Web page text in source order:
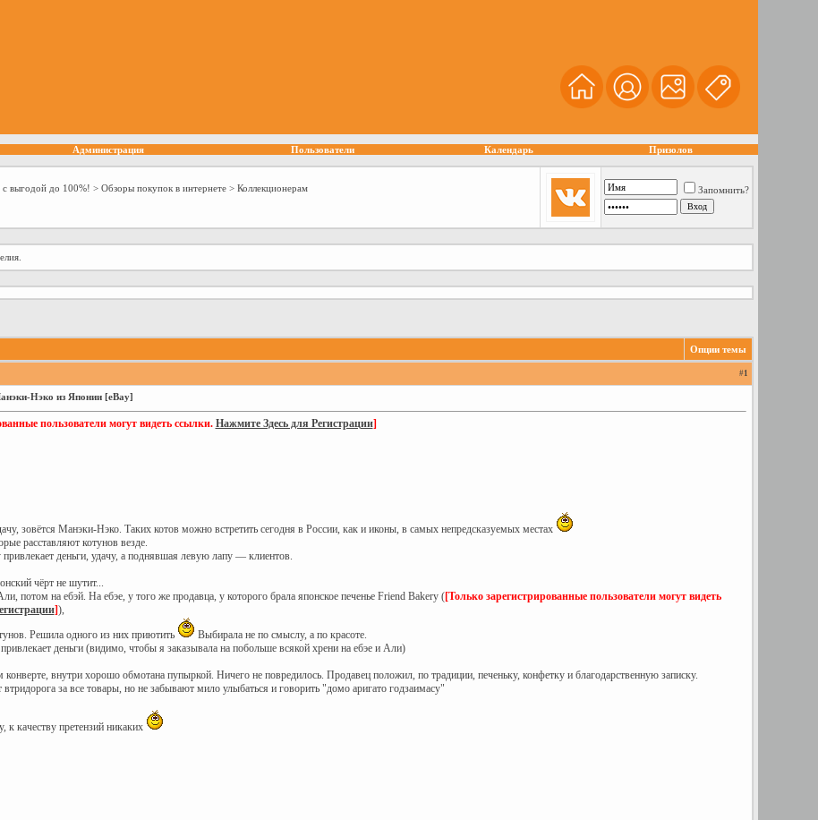
Администрация Пользователи Календарь Призолов
выгодой до 100%! > Обзоры покупок в интернете > Коллекционерам Запомнить?
Опции темы
#1
Нэко из Японии [eBay]
пользователи могут видеть ссылки. Нажмите Здесь для Регистрации]
зовётся Манэки-Нэко. Таких котов можно встретить сегодня в России, как и иконы, в самых непредсказуемых местах
расставляют котунов везде.
деньги, удачу, а поднявшая левую лапу — клиентов.
чёрт не шутит...
потом на ебэй. На ебэе, у того же продавца, у которого брала японское печенье Friend Bakery ([Только зарегистрированные пользователи могут видеть
]),
Решила одного из них приютить
Выбирала не по смыслу, а по красоте.
деньги (видимо, чтобы я заказывала на побольше всякой хрени на ебэе и Али)
внутри хорошо обмотана пупыркой. Ничего не повредилось. Продавец положил, по традиции, печеньку, конфетку и благодарственную записку.
за все товары, но не забывают мило улыбаться и говорить "домо аригато годзаимасу"
к качеству претензий никаких